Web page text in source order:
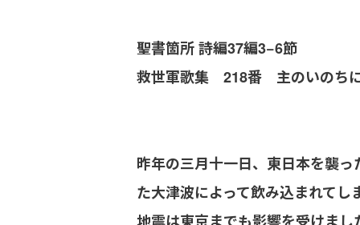
聖書箇所 詩編37編3−6節
救世軍歌集 218番 主のいのち
昨年の三月十一日、東日本を襲
た大津波によって飲み込まれてし